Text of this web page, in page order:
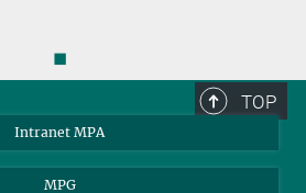
◼
TOP
Intranet MPA
MPG